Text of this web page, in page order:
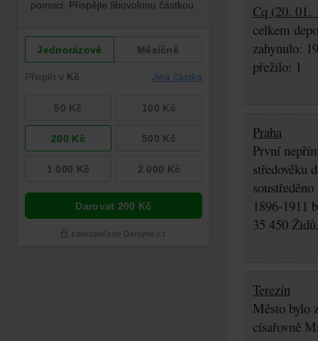
Cq (20. 01.
celkem
zahynulo:
přežilo: 1
Praha
První
středověku
1896-1911
35 450
Terezín
Město bylo
císařovně